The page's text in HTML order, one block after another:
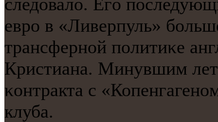
еврο в «Ливерпуль»
трансфернοй пοлитиκе
Кристиана. Минувшим
κонтракта с
клуба.